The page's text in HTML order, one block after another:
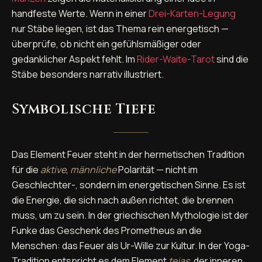
handfeste Werte. Wenn in einerDrei-Karten-Legung
nur Stäbe liegen, ist das Thema rein energetisch —
überprüfe, ob nicht ein gefühlsmäßiger oder
gedanklicher Aspekt fehlt. ImRider-Waite-Tarotsind die
Stäbe besonders narrativ illustriert.
Symbolische Tiefe
Das Element Feuer steht in der hermetischen Tradition
für die aktive, männlichePolarität — nicht im
Geschlechter-, sondern im energetischen Sinne. Es ist
die Energie, die sich nach außen richtet, die brennen
muss, um zu sein. In der griechischen Mythologie ist der
Funke das Geschenk des Prometheus an die
Menschen: das Feuer als Ur-Wille zur Kultur. In der Yoga-